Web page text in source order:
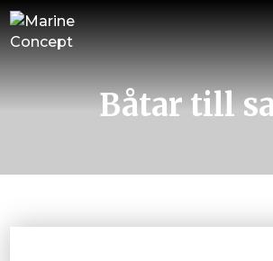
Båtar till